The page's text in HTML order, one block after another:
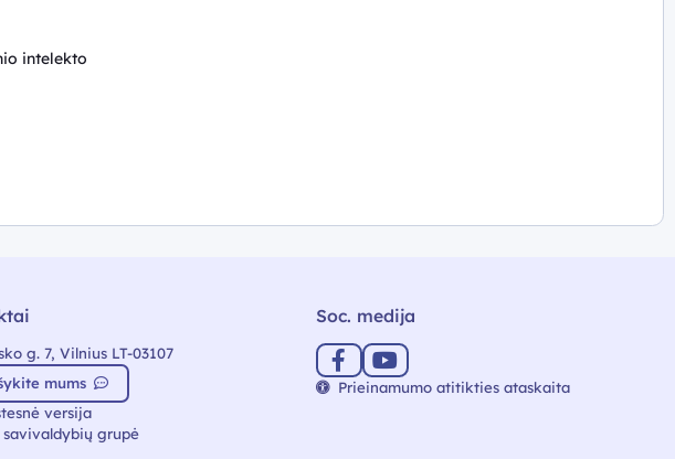
intelekto
g. 7, Vilnius LT-03107
mums
versija
savivaldybių grupė
Soc. medija
Prieinamumo atitikties ataskaita